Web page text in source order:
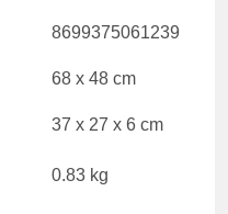
8699375061239
68 x 48 cm
37 x 27 x 6 cm
0.83 kg